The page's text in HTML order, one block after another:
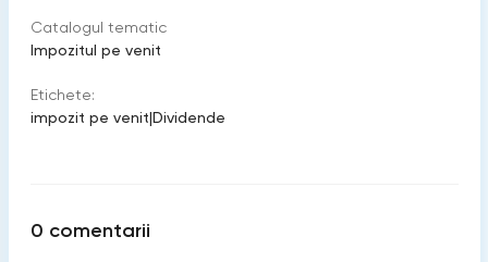
Catalogul tematic
Impozitul pe venit
Etichete:
impozit pe venit|Dividende
0 comentarii